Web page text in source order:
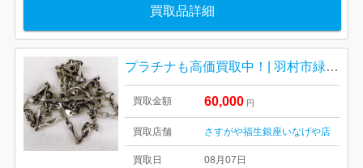
買取品詳細
プラチナも高価買取中！| 羽村市緑ヶ丘| pt850ネックレス
買取金額 60,000 円
買取店舗 さすがや福生銀座いなげや店
買取日 08月07日